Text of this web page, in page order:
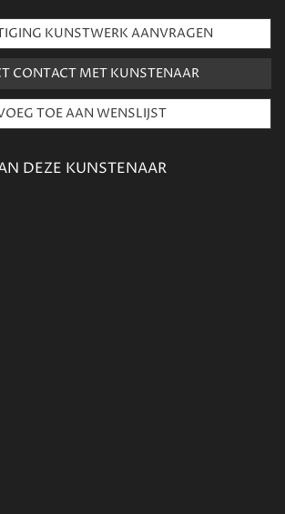
KUNSTWERK AANVRAGEN
CONTACT MET KUNSTENAAR
DEZE KUNSTENAAR